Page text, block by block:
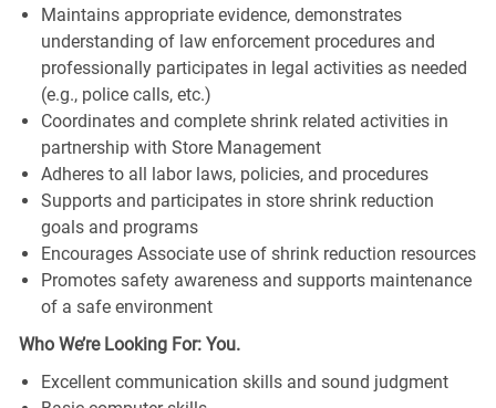
Maintains appropriate evidence, demonstrates
understanding of law enforcement procedures and
professionally participates in legal activities as needed
(e.g., police calls, etc.)
Coordinates and complete shrink related activities in
partnership with Store Management
Adheres to all labor laws, policies, and procedures
Supports and participates in store shrink reduction
goals and programs
Encourages Associate use of shrink reduction resources
Promotes safety awareness and supports maintenance
of a safe environment
Who We’re Looking For: You.
Excellent communication skills and sound judgment